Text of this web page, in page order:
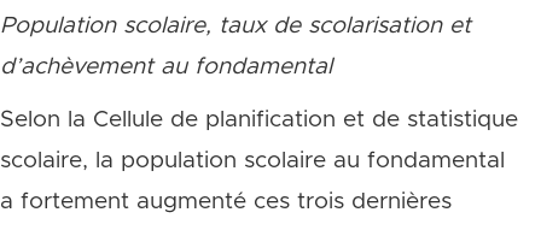
Population scolaire, taux de scolarisation et
d’achèvement au fondamental
Selon la Cellule de planification et de statistique
scolaire, la population scolaire au fondamental
a fortement augmenté ces trois dernières